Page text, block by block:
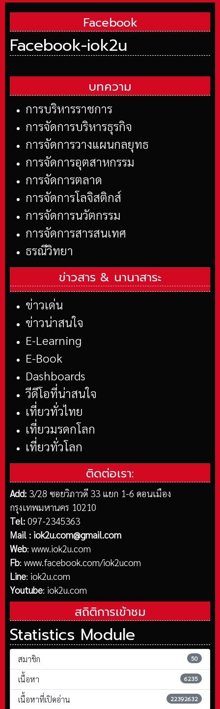
Facebook
Facebook-iok2u
บทความ
การบริหารราชการ
การจัดการบริหารธุรกิจ
การจัดการวางแผนกลยุทธ
การจัดการอุตสาหกรรม
การจัดการตลาด
การจัดการโลจิสติกส์
การจัดการนวัตกรรม
การจัดการสารสนเทศ
ธรณีวิทยา
ข่าวสาร & นานาสาระ
ข่าวเด่น
ข่าวน่าสนใจ
E-Learning
E-Book
Dashboards
วีดีโอที่น่าสนใจ
เที่ยวทั่วไทย
เที่ยวมรดกโลก
เที่ยวทั่วโลก
ติดต่อเรา:
Add: 3/28 ซอยวิภาวดี 33 แยก 1-6 ดอนเมือง
กรุงเทพมหานคร 10210
Tel: 097-2345363
Mail : iok2u.com@gmail.com
Web: www.iok2u.com
Fb: www.facebook.com/iok2ucom
Line: iok2u.com
Youtube: iok2u.com
สถิติการเข้าชม
Statistics Module
สมาชิก 50
เนื้อหา 6235
เนื้อหาที่เปิดอ่าน 22392632